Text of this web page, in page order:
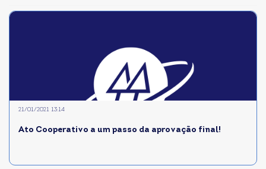
Ato Cooperativo a um passo da aprovação final!
21/01/2021 13:14